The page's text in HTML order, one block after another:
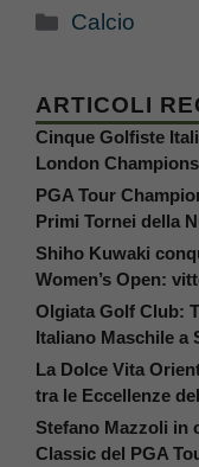
Categorie
Calcio
ARTICOLI
Cinque Golfiste
London
PGA Tour
Primi Tornei della
Shiho Kuwaki
Women’s Open:
Olgiata Golf Club:
Italiano Maschile a
La Dolce Vita
tra le Eccellenze
Stefano Mazzoli in
Classic del PGA